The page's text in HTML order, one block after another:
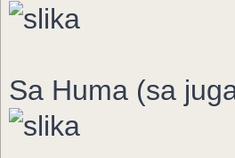
Sa Huma (sa